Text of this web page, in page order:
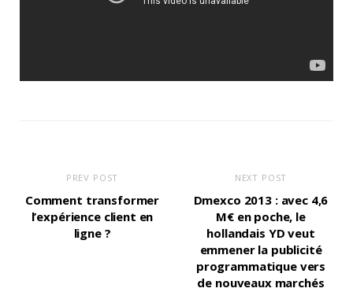
PREV POST
Comment transformer
l’expérience client en
ligne ?
NEXT POST
Dmexco 2013 : avec 4,6
M€ en poche, le
hollandais YD veut
emmener la publicité
programmatique vers
de nouveaux marchés